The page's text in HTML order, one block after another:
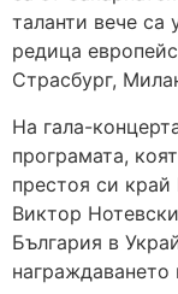
таланти вече са
редица
Страсбург,
На гала-
програмата,
престоя си
Виктор
България в
награждаването